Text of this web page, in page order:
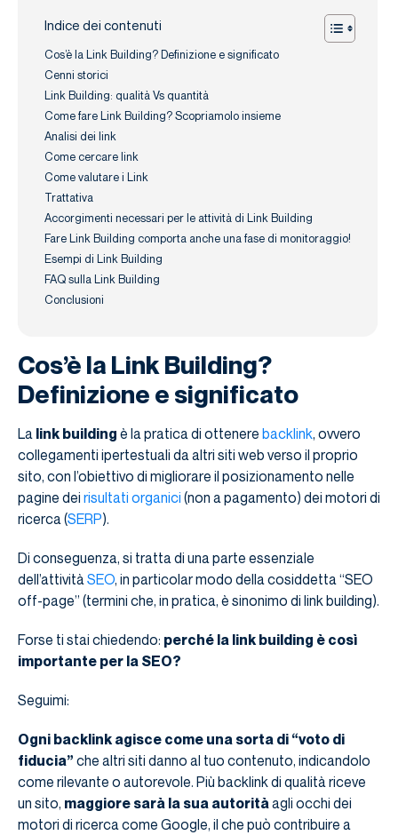
Indice dei contenuti
Cos’è la Link Building? Definizione e significato
Cenni storici
Link Building: qualità Vs quantità
Come fare Link Building? Scopriamolo insieme
Analisi dei link
Come cercare link
Come valutare i Link
Trattativa
Accorgimenti necessari per le attività di Link Building
Fare Link Building comporta anche una fase di monitoraggio!
Esempi di Link Building
FAQ sulla Link Building
Conclusioni
Cos’è la Link Building?
Definizione e significato
La link building è la pratica di ottenere backlink, ovvero
collegamenti ipertestuali da altri siti web verso il proprio
sito, con l’obiettivo di migliorare il posizionamento nelle
pagine dei risultati organici (non a pagamento) dei motori di
ricerca (SERP).
Di conseguenza, si tratta di una parte essenziale
dell’attività SEO, in particolar modo della cosiddetta “SEO
off-page” (termini che, in pratica, è sinonimo di link building).
Forse ti stai chiedendo: perché la link building è così
importante per la SEO?
Seguimi:
Ogni backlink agisce come una sorta di “voto di
fiducia” che altri siti danno al tuo contenuto, indicandolo
come rilevante o autorevole. Più backlink di qualità riceve
un sito, maggiore sarà la sua autorità agli occhi dei
motori di ricerca come Google, il che può contribuire a